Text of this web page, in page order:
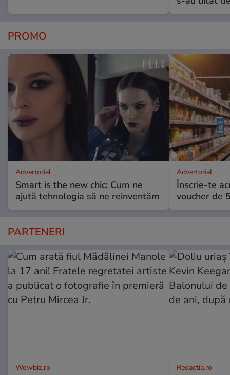
PROMO
Advertorial
Smart is the new chic: Cum ne
ajută tehnologia să ne reinventăm
Advertorial
Înscrie-te
voucher de
PARTENERI
Wowbiz.ro Redactia.ro